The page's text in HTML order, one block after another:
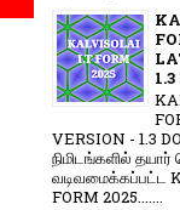
VERSION - 1.3
நிமிடங்களில்
வடிவமைக்கப்பட்ட
FORM 2025.......